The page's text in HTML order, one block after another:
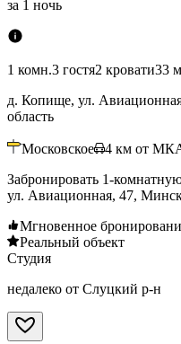
за 1 ночь
1 комн.3 гостя2 кровати33
д. Копище, ул.
область
Московское 4 км от
Забронировать 1-
ул. Авиационная, 47,
Мгновенное
Реальный объект
Студия
недалеко от Слуцкий р-н